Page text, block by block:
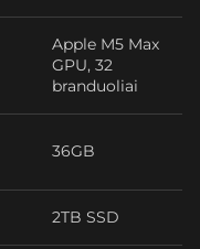
Apple M5 Max
GPU, 32
branduoliai
36GB
2TB SSD